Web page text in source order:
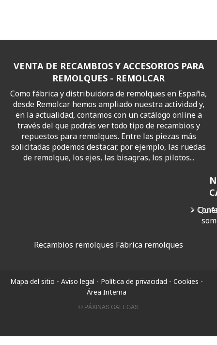
VENTA DE RECAMBIOS Y ACCESORIOS PARA
REMOLQUES - REMOLCAR
Como fábrica y distribuidora de remolques en España,
desde Remolcar hemos ampliado nuestra actividad y,
en la actualidad, contamos con un catálogo online a
través del que podrás ver todo tipo de recambios y
repuestos para remolques. Entre las piezas más
solicitadas podemos destacar, por ejemplo, las ruedas
de remolque, los ejes, las bisagras, los pilotos...
Recambios remolques Fábrica remolques
Mapa del sitio - Aviso legal - Política de privacidad - Cookies -
Área Interna
© PÁXINAS GALEGAS